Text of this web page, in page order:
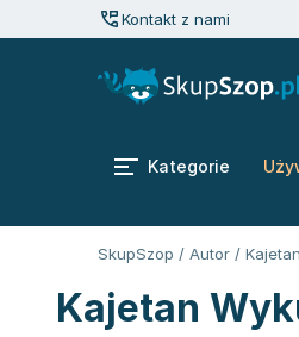
Kontakt z nami
Kategorie
SkupSzop / Autor /
Kajetan